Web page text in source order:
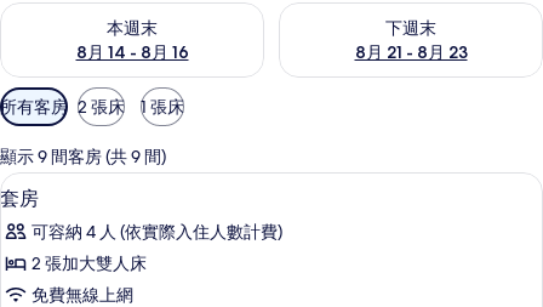
本週末
8月 14 - 8月 16
查看本週末 (8月 14 - 8月 16) 的供應情況
下週末
8月 21 - 8月 23
查看下週末 (8月 21 - 8月 23)
可
用
的
客
房
篩
選
條
所有客房 2 張床 1 張床
顯示 9 間客房 (共 9 間)
顯
示
套
房
2
套房
可容納 4 人 (依實際入住人數計費)
2 張加大雙人床
免費無線上網